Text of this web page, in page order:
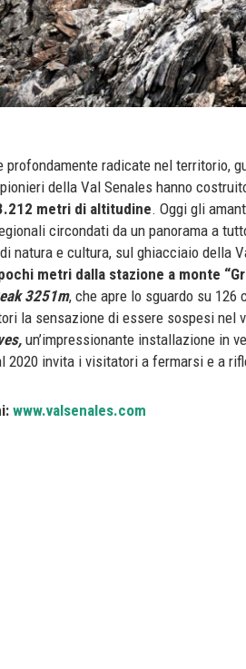
profondamente radicate nel territorio,
della Val Senales hanno
metri di altitudine. Oggi gli
circondati da un panorama a
natura e cultura, sul ghiacciaio della
metri dalla stazione a monte
3251m, che apre lo sguardo su 126
la sensazione di essere sospesi nel
un’impressionante installazione in
2020 invita i visitatori a fermarsi e a
www.valsenales.com